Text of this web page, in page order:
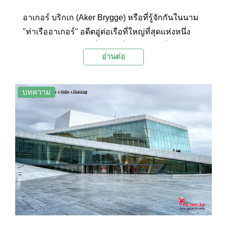
อาเกอร์ บริกเก (Aker Brygge) หรือที่รู้จักกันในนาม
"ท่าเรืออาเกอร์" อดีตอู่ต่อเรือที่ใหญ่ที่สุดแห่งหนึ่ง
สีสัน กับบรรยากาศริมทะเลที่สวยงาม เรียงรายไป
หนึ่งจุดที่นักท่องเที่ยวต้องไม่พลาดเมื่อมาเยือน
อ่านต่อ
บทความ